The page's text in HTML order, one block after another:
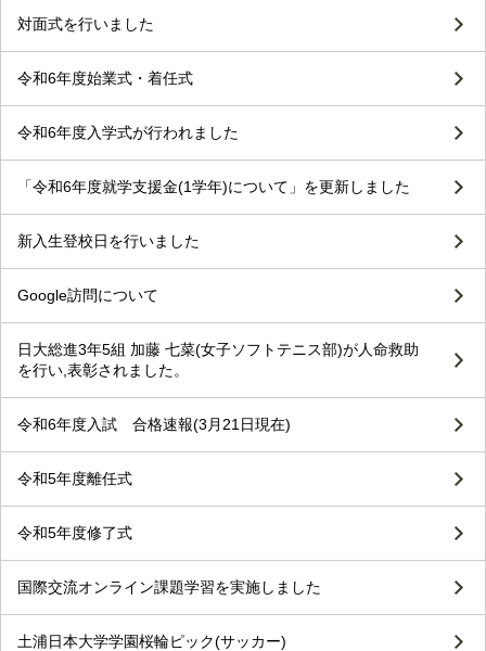
対面式を行いました
令和6年度始業式・着任式
令和6年度入学式が行われました
「令和6年度就学支援金(1学年)について」を更新しました
新入生登校日を行いました
Google訪問について
日大総進3年5組 加藤 七菜(女子ソフトテニス部)が人命救助
を行い,表彰されました。
令和6年度入試 合格速報(3月21日現在)
令和5年度離任式
令和5年度修了式
国際交流オンライン課題学習を実施しました
土浦日本大学学園桜輪ピック(サッカー)